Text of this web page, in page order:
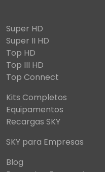
Super HD
Super II HD
Top HD
Top III HD
Top Connect
Kits Completos
Equipamentos
Recargas SKY
SKY para Empresas
Blog